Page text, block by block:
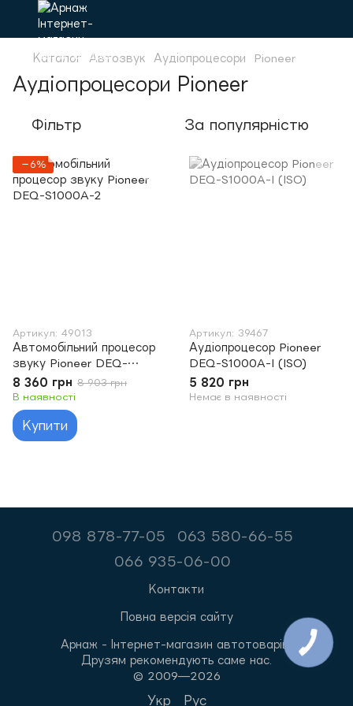
Каталог Автозвук Аудіопроцесори Pioneer
Аудіопроцесори Pioneer
Фільтр За популярністю
−6%
Артикул: 49013
Автомобільний процесор
звуку Pioneer DEQ-
S1000A-2
8 360 грн 8 903 грн
В наявності
Купити
Артикул: 39467
Аудіопроцесор Pioneer
DEQ-S1000A-I (ISO)
5 820 грн
Немає в наявності
098 878-77-05
063 580-66-55
066 935-06-00
Контакти
Повна версія сайту
Арнаж - Інтернет-магазин автотоварів.
Друзям рекомендують саме нас.
© 2009—2026
Укр Рус